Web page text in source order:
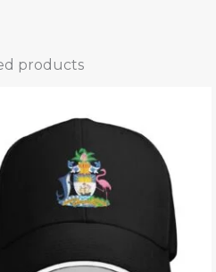
products